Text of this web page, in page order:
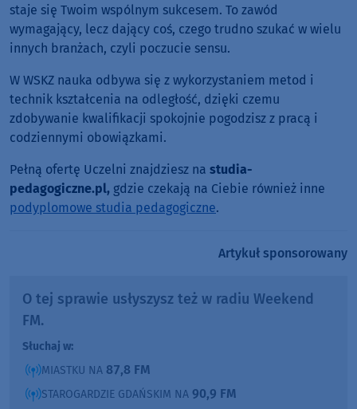
staje się Twoim wspólnym sukcesem. To zawód
wymagający, lecz dający coś, czego trudno szukać w wielu
innych branżach, czyli poczucie sensu.
W WSKZ nauka odbywa się z wykorzystaniem metod i
technik kształcenia na odległość, dzięki czemu
zdobywanie kwalifikacji spokojnie pogodzisz z pracą i
codziennymi obowiązkami.
Pełną ofertę Uczelni znajdziesz na studia-
pedagogiczne.pl, gdzie czekają na Ciebie również inne
podyplomowe studia pedagogiczne.
Artykuł sponsorowany
O tej sprawie usłyszysz też w radiu Weekend
FM.
Słuchaj w:
MIASTKU NA 87,8 FM
STAROGARDZIE GDAŃSKIM NA 90,9 FM